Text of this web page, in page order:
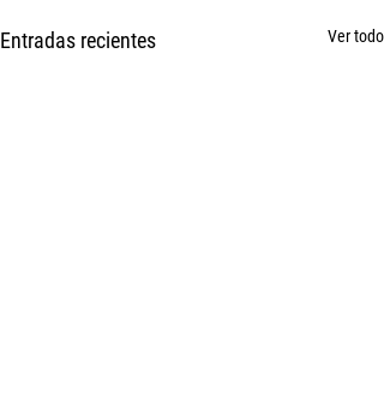
Entradas recientes Ver todo